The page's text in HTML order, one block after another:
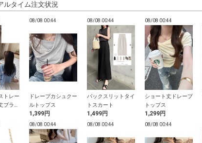
ルタイム注文状況
トレー
ブラウ
08/08 00:44
ドレープカシュクー
ルトップス
1,399円
08/08 00:44
バックスリットタイ
トスカート
1,499円
08/08 00:44
ショート丈ドレープ
トップス
1,299円
08/08 00:44 08/08 00:44 08/08 00:44